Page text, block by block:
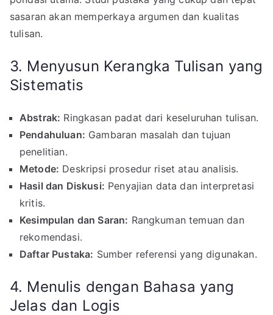
sasaran akan memperkaya argumen dan kualitas
tulisan.
3. Menyusun Kerangka Tulisan yang
Sistematis
Abstrak: Ringkasan padat dari keseluruhan tulisan.
Pendahuluan: Gambaran masalah dan tujuan
penelitian.
Metode: Deskripsi prosedur riset atau analisis.
Hasil dan Diskusi: Penyajian data dan interpretasi
kritis.
Kesimpulan dan Saran: Rangkuman temuan dan
rekomendasi.
Daftar Pustaka: Sumber referensi yang digunakan.
4. Menulis dengan Bahasa yang
Jelas dan Logis